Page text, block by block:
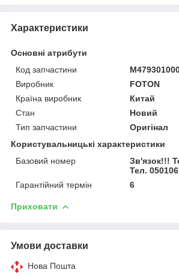
Характеристики
Основні атрибути
Код запчастини
Виробник
FOTON
Країна виробник
Китай
Стан
Новий
Тип запчастини
Оригінал
Користувальницькі характеристики
Базовий номер
Зв'язок!!!
Тел.
Гарантійний термін
6
Приховати
Умови доставки
Нова Пошта